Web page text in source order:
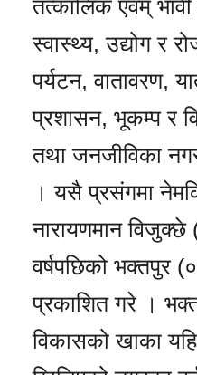
तत्कालिक एवम् भावी
स्वास्थ्य, उद्योग र
पर्यटन, वातावरण,
प्रशासन, भूकम्प र
तथा जनजीविका
। यसै प्रसंगमा
नारायणमान विजुक्छे
वर्षपछिको भक्तपुर
प्रकाशित गरे ।
विकासको खाका